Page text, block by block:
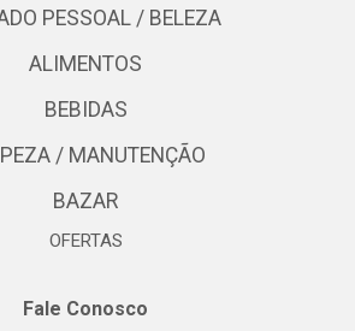
PESSOAL / BELEZA
ALIMENTOS
BEBIDAS
/ MANUTENÇÃO
BAZAR
OFERTAS
Fale Conosco